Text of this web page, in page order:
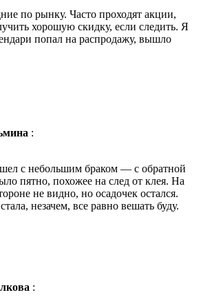
по рынку. Часто проходят акции,
хорошую скидку, если следить. Я
попал на распродажу, вышло
:
с небольшим браком — с обратной
пятно, похожее на след от клея. На
не видно, но осадочек остался.
незачем, все равно вешать буду.
: